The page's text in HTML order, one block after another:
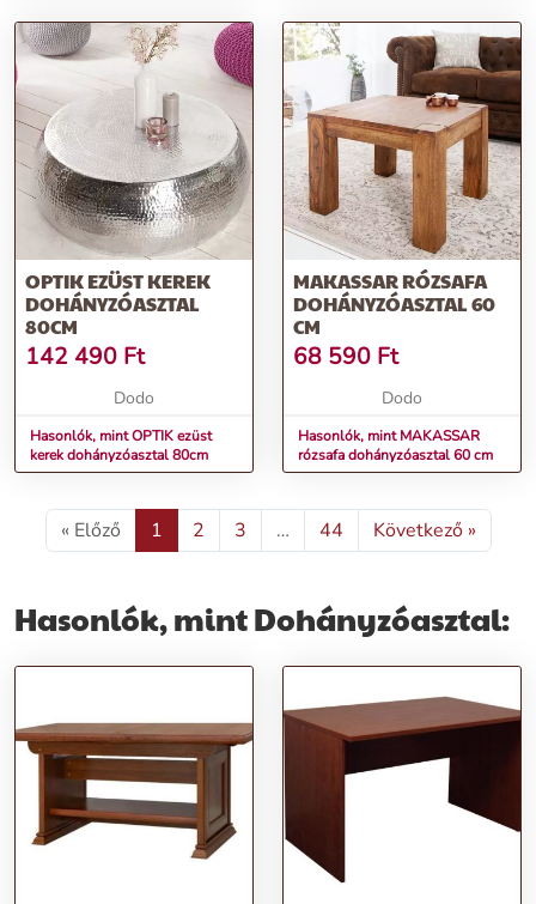
OPTIK EZÜST KEREK
DOHÁNYZÓASZTAL
80CM
142 490 Ft
Dodo
Hasonlók, mint OPTIK ezüst
kerek dohányzóasztal 80cm
MAKASSAR RÓZSAFA
DOHÁNYZÓASZTAL 60
CM
68 590 Ft
Dodo
Hasonlók, mint MAKASSAR
rózsafa dohányzóasztal 60 cm
« Előző 1 2 3 … 44 Következő »
Hasonlók, mint Dohányzóasztal: